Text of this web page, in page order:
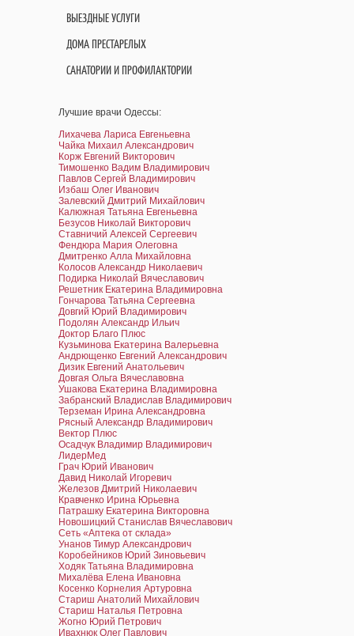
ВЫЕЗДНЫЕ УСЛУГИ
ДОМА ПРЕСТАРЕЛЫХ
САНАТОРИИ И ПРОФИЛАКТОРИИ
Лучшие врачи Одессы:
Лихачева Лариса Евгеньевна
Чайка Михаил Александрович
Корж Евгений Викторович
Тимошенко Вадим Владимирович
Павлов Сергей Владимирович
Избаш Олег Иванович
Залевский Дмитрий Михайлович
Калюжная Татьяна Евгеньевна
Безусов Николай Викторович
Ставничий Алексей Сергеевич
Фендюра Мария Олеговна
Дмитренко Алла Михайловна
Колосов Александр Николаевич
Подирка Николай Вячеславович
Решетник Екатерина Владимировна
Гончарова Татьяна Сергеевна
Довгий Юрий Владимирович
Подолян Александр Ильич
Доктор Благо Плюс
Кузьминова Екатерина Валерьевна
Андрющенко Евгений Александрович
Дизик Евгений Анатольевич
Довгая Ольга Вячеславовна
Ушакова Екатерина Владимировна
Забранский Владислав Владимирович
Терземан Ирина Александровна
Рясный Александр Владимирович
Вектор Плюс
Осадчук Владимир Владимирович
ЛидерМед
Грач Юрий Иванович
Давид Николай Игоревич
Железов Дмитрий Николаевич
Кравченко Ирина Юрьевна
Патрашку Екатерина Викторовна
Новошицкий Станислав Вячеславович
Сеть «Аптека от склада»
Унанов Тимур Александрович
Коробейников Юрий Зиновьевич
Ходяк Татьяна Владимировна
Михалёва Елена Ивановна
Косенко Корнелия Артуровна
Стариш Анатолий Михайлович
Стариш Наталья Петровна
Жогно Юрий Петрович
Ивахнюк Олег Павлович